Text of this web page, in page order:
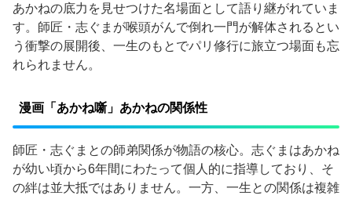
あかねの底力を見せつけた名場面として語り継がれていま
す。師匠・志ぐまが喉頭がんで倒れ一門が解体されるとい
う衝撃の展開後、一生のもとでパリ修行に旅立つ場面も忘
れられません。
漫画「あかね噺」あかねの関係性
師匠・志ぐまとの師弟関係が物語の核心。志ぐまはあかね
が幼い頃から6年間にわたって個人的に指導しており、そ
の絆は並大抵ではありません。一方、一生との関係は複雑